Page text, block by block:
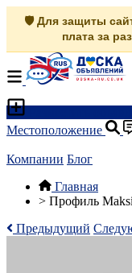
🛡️ Для защиты
плата за
Местоположение
Компании Блог
Главная
> Профиль
Предыдущий